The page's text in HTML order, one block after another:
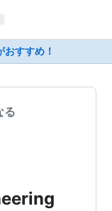
すすめ！
る